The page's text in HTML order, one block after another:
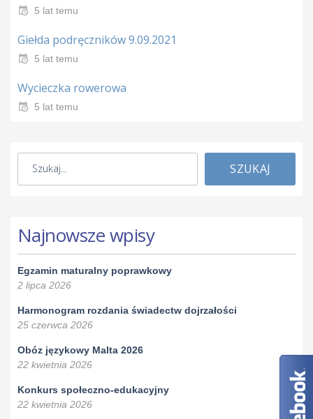
5 lat temu
Giełda podręczników 9.09.2021
5 lat temu
Wycieczka rowerowa
5 lat temu
SZUKAJ
Najnowsze wpisy
Egzamin maturalny poprawkowy
2 lipca 2026
Harmonogram rozdania świadectw dojrzałości
25 czerwca 2026
Obóz językowy Malta 2026
22 kwietnia 2026
Konkurs społeczno-edukacyjny
22 kwietnia 2026